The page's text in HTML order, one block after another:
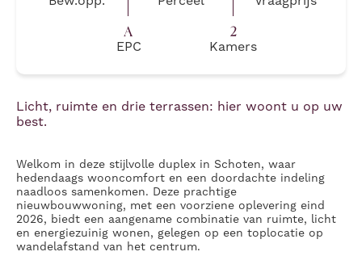
A
EPC
2
Kamers
Licht, ruimte en drie terrassen: hier woont u op uw
best.
Welkom in deze stijlvolle duplex in Schoten, waar
hedendaags wooncomfort en een doordachte indeling
naadloos samenkomen. Deze prachtige
nieuwbouwwoning, met een voorziene oplevering eind
2026, biedt een aangename combinatie van ruimte, licht
en energiezuinig wonen, gelegen op een toplocatie op
wandelafstand van het centrum.